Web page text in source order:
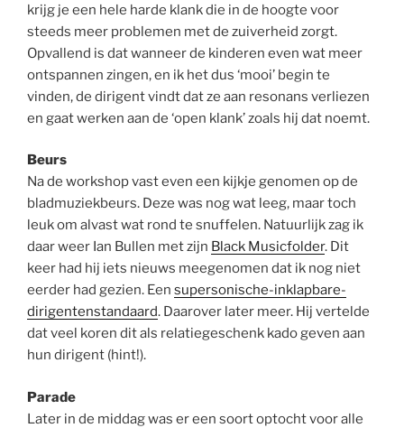
krijg je een hele harde klank die in de hoogte voor
steeds meer problemen met de zuiverheid zorgt.
Opvallend is dat wanneer de kinderen even wat meer
ontspannen zingen, en ik het dus ‘mooi’ begin te
vinden, de dirigent vindt dat ze aan resonans verliezen
en gaat werken aan de ‘open klank’ zoals hij dat noemt.
Beurs
Na de workshop vast even een kijkje genomen op de
bladmuziekbeurs. Deze was nog wat leeg, maar toch
leuk om alvast wat rond te snuffelen. Natuurlijk zag ik
daar weer Ian Bullen met zijn Black Musicfolder. Dit
keer had hij iets nieuws meegenomen dat ik nog niet
eerder had gezien. Een supersonische-inklapbare-
dirigentenstandaard. Daarover later meer. Hij vertelde
dat veel koren dit als relatiegeschenk kado geven aan
hun dirigent (hint!).
Parade
Later in de middag was er een soort optocht voor alle